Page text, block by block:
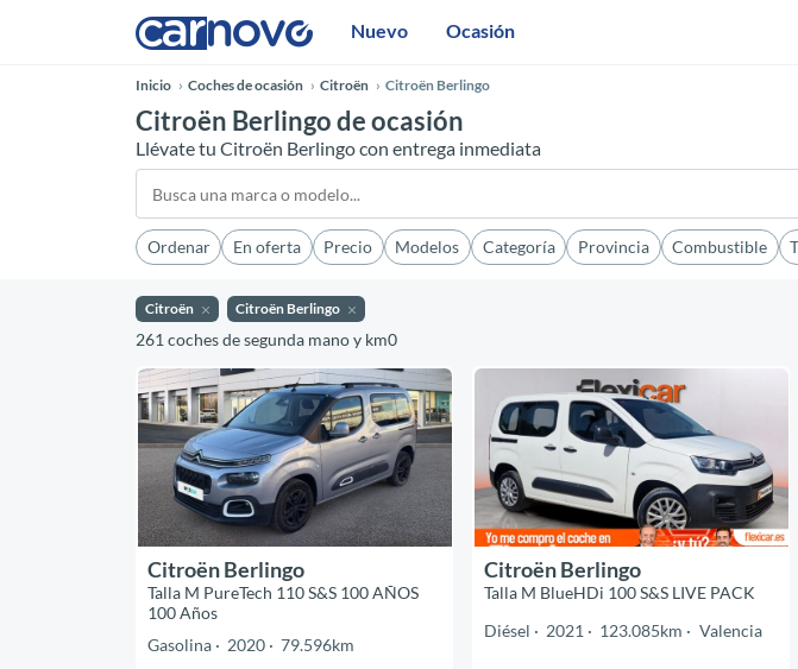
Nuevo Ocasión
Inicio Coches de ocasión Citroën Citroën Berlingo
Citroën Berlingo de ocasión
Llévate tu Citroën Berlingo con entrega inmediata
Ordenar En oferta Precio Modelos Categoría Provincia Combustible
Citroën Citroën Berlingo
261 coches de segunda mano y km0
Citroën Berlingo
Talla M PureTech 110 S&S 100 AÑOS
100 Años
Gasolina
2020 79.596km
Citroën Berlingo
Talla M BlueHDi 100 S&S LIVE PACK
Diésel
2021 123.085km Valencia